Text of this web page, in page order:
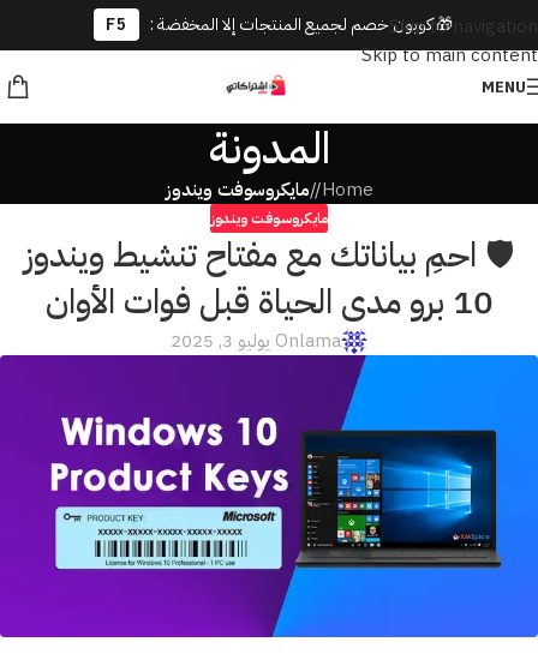
🎁 كوبون خصم لجميع المنتجات إلا المخفضة : F5
Skip to navigation
Skip to main content
MENU
المدونة
Home
/ مايكروسوفت ويندوز
مايكروسوفت ويندوز
🛡️ احمِ بياناتك مع مفتاح تنشيط ويندوز
10 برو مدى الحياة قبل فوات الأوان
lamaOn يوليو 3, 2025